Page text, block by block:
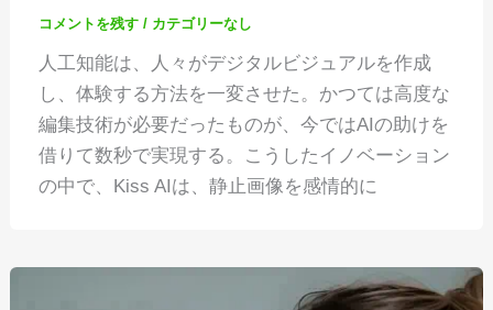
コメントを残す / カテゴリーなし
人工知能は、人々がデジタルビジュアルを作成
し、体験する方法を一変させた。かつては高度な
編集技術が必要だったものが、今ではAIの助けを
借りて数秒で実現する。こうしたイノベーション
の中で、Kiss AIは、静止画像を感情的に